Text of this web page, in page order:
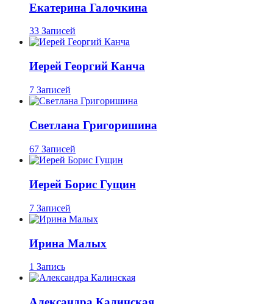
Екатерина Галочкина
33 Записей
Иерей Георгий Канча
7 Записей
Светлана Григоришина
67 Записей
Иерей Борис Гущин
7 Записей
Ирина Малых
1 Запись